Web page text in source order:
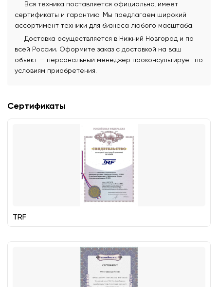
Вся техника поставляется официально, имеет
сертификаты и гарантию. Мы предлагаем широкий
ассортимент техники для бизнеса любого масштаба.
Доставка осуществляется в Нижний Новгород и по
всей России. Оформите заказ с доставкой на ваш
объект — персональный менеджер проконсультирует по
условиям приобретения.
Сертификаты
TRF